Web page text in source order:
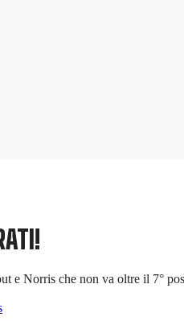
e Norris che non va oltre il 7°